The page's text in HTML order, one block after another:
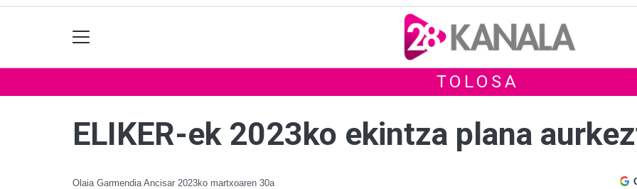
TOLOSA
ELIKER-ek 2023ko ekintza plana
Olaia Garmendia Ancisar 2023ko martxoaren 30a